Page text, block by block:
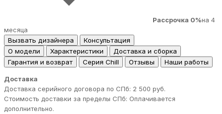
Рассрочка 0%на 4
месяца
Вызвать дизайнера
Консультация
О модели
Характеристики
Доставка и сборка
Гарантия и возврат
Серия Chill Отзывы Наши работы
Доставка
Доставка серийного договора по СПб: 2 500 руб.
Стоимость доставки за пределы СПб: Оплачивается
дополнительно.